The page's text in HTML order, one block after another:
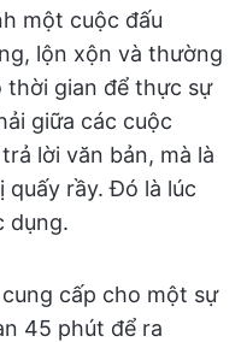
một cuộc đấu
lộn xộn và thường
thời gian để thực sự
giữa các cuộc
lời văn bản, mà là
rầy. Đó là lúc
dụng.
cấp cho một sự
45 phút để ra